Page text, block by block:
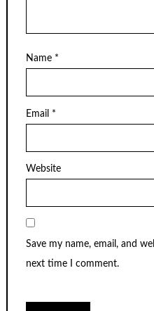
Name *
Email *
Website
Save my name, email, and
next time I comment.